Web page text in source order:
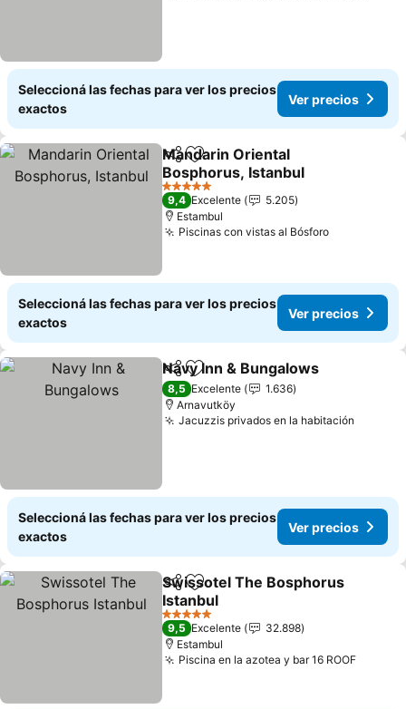
Seleccioná las fechas para ver los precios
exactos
Ver precios
CompartirAñadir a favoritos
Mandarin Oriental
Bosphorus, Istanbul
5 Estrellas
9,4 Excelente
5.205
Estambul
Piscinas con vistas al Bósforo
Seleccioná las fechas para ver los precios
exactos
Ver precios
CompartirAñadir a favoritos
Navy Inn & Bungalows
8,5 Excelente
1.636
Arnavutköy
Jacuzzis privados en la habitación
Seleccioná las fechas para ver los precios
exactos
Ver precios
CompartirAñadir a favoritos
Swissotel The Bosphorus
Istanbul
5 Estrellas
9,5 Excelente
32.898
Estambul
Piscina en la azotea y bar 16 ROOF